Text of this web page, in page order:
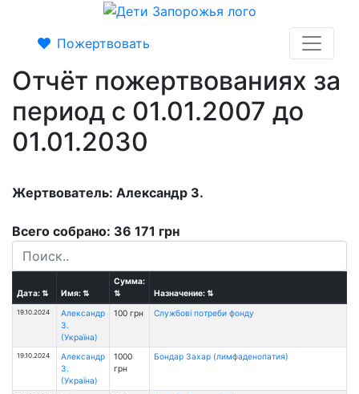
Пожертвовать
Отчёт пожертвованиях за
период с 01.01.2007 до
01.01.2030
Жертвователь: Александр З.
Всего собрано: 36 171 грн
Дата:⇅ Имя:⇅
Сумма:
⇅
Назначение:⇅
19.10.2024
Александр
З.
(Україна)
100 грн Службові потреби фонду
19.10.2024
Александр
З.
(Україна)
1000
грн
Бондар Захар (лимфаденопатия)